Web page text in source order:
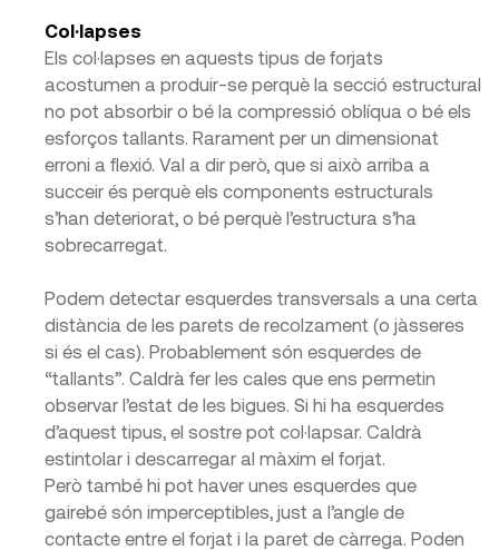
Col·lapses
Els col·lapses en aquests tipus de forjats
acostumen a produir-se perquè la secció estructural
no pot absorbir o bé la compressió oblíqua o bé els
esforços tallants. Rarament per un dimensionat
erroni a flexió. Val a dir però, que si això arriba a
succeir és perquè els components estructurals
s’han deteriorat, o bé perquè l’estructura s’ha
sobrecarregat.
Podem detectar esquerdes transversals a una certa
distància de les parets de recolzament (o jàsseres
si és el cas). Probablement són esquerdes de
“tallants”. Caldrà fer les cales que ens permetin
observar l’estat de les bigues. Si hi ha esquerdes
d’aquest tipus, el sostre pot col·lapsar. Caldrà
estintolar i descarregar al màxim el forjat.
Però també hi pot haver unes esquerdes que
gairebé són imperceptibles, just a l’angle de
contacte entre el forjat i la paret de càrrega. Poden